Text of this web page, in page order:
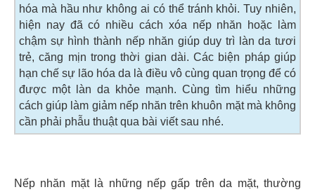
hóa mà hầu như không ai có thể tránh khỏi. Tuy nhiên,
hiện nay đã có nhiều cách xóa nếp nhăn hoặc làm
chậm sự hình thành nếp nhăn giúp duy trì làn da tươi
trẻ, căng mịn trong thời gian dài. Các biện pháp giúp
hạn chế sự lão hóa da là điều vô cùng quan trọng để có
được một làn da khỏe mạnh. Cùng tìm hiểu những
cách giúp làm giảm nếp nhăn trên khuôn mặt mà không
cần phải phẫu thuật qua bài viết sau nhé.
Nếp nhăn mặt là những nếp gấp trên da mặt, thường